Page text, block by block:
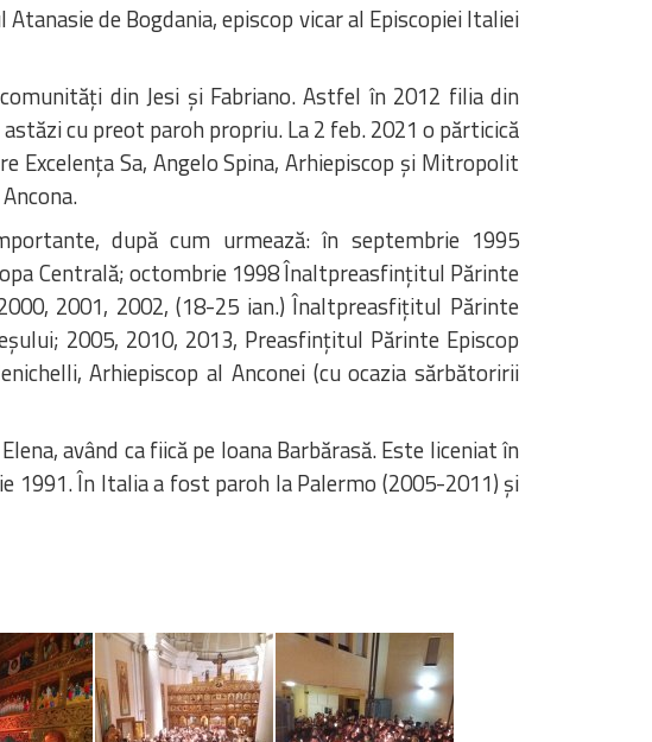
de Bogdania, episcop vicar al Episcopiei Italiei
din Jesi şi Fabriano. Astfel în 2012 filia din
cu preot paroh propriu. La 2 feb. 2021 o părticică
Sa, Angelo Spina, Arhiepiscop şi Mitropolit
după cum urmează: în septembrie 1995
Centrală; octombrie 1998 Înaltpreasfinţitul Părinte
2001, 2002, (18-25 ian.) Înaltpreasfiţitul Părinte
2005, 2010, 2013, Preasfinţitul Părinte Episcop
Arhiepiscop al Anconei (cu ocazia sărbătoririi
având ca fiică pe Ioana Barbărasă. Este liceniat în
În Italia a fost paroh la Palermo (2005-2011) şi